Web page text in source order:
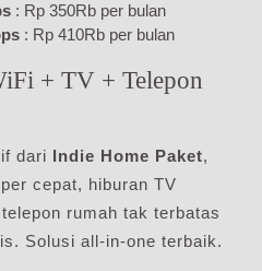
: Rp 350Rb per bulan
: Rp 410Rb per bulan
+ TV + Telepon
dari Indie Home Paket,
cepat, hiburan TV
rumah tak terbatas
Solusi all-in-one terbaik.